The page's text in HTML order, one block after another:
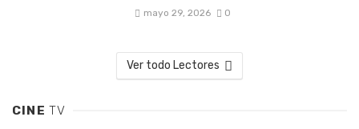
mayo 29, 2026 0
Ver todo Lectores
CINETV